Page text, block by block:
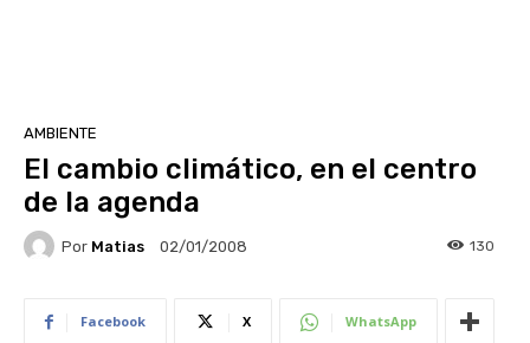
AMBIENTE
El cambio climático, en el centro
de la agenda
Por Matias 02/01/2008 130
Facebook X WhatsApp